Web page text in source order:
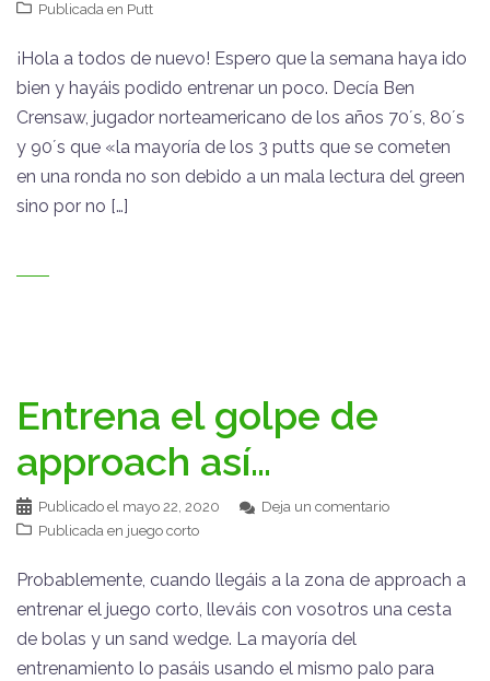
Publicada en Putt
¡Hola a todos de nuevo! Espero que la semana haya ido
bien y hayáis podido entrenar un poco. Decía Ben
Crensaw, jugador norteamericano de los años 70´s, 80´s
y 90´s que «la mayoría de los 3 putts que se cometen
en una ronda no son debido a un mala lectura del green
sino por no […]
Entrena el golpe de
approach así…
Publicado el mayo 22, 2020
Deja un comentario
Publicada en juego corto
Probablemente, cuando llegáis a la zona de approach a
entrenar el juego corto, lleváis con vosotros una cesta
de bolas y un sand wedge. La mayoría del
entrenamiento lo pasáis usando el mismo palo para